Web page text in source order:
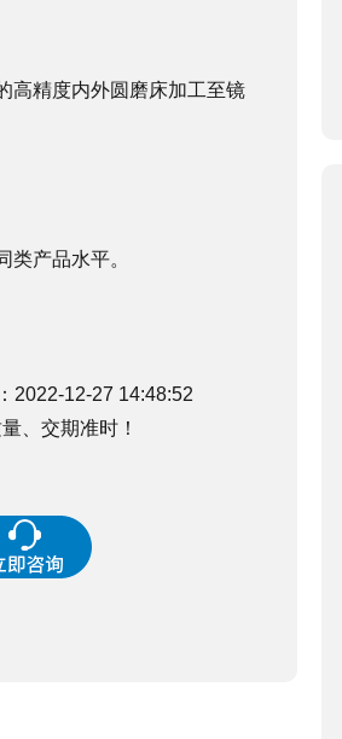
高精度内外圆磨床加工至镜
类产品水平。
2022-12-27 14:48:52
、交期准时！